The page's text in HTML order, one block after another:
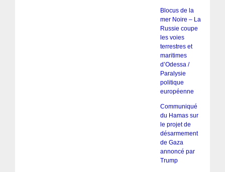
Blocus de la
mer Noire – La
Russie coupe
les voies
terrestres et
maritimes
d’Odessa /
Paralysie
politique
européenne
Communiqué
du Hamas sur
le projet de
désarmement
de Gaza
annoncé par
Trump